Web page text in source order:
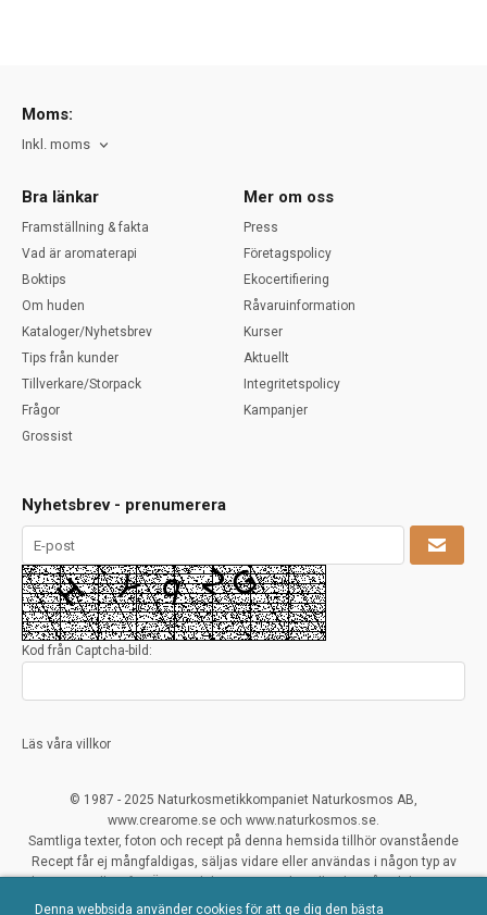
Denna webbsida använder cookies för att ge dig den bästa
Moms:
Inkl. moms
Bra länkar
Framställning & fakta
Vad är aromaterapi
Boktips
Om huden
Kataloger/Nyhetsbrev
Tips från kunder
Tillverkare/Storpack
Frågor
Grossist
Mer om oss
Press
Företagspolicy
Ekocertifiering
Råvaruinformation
Kurser
Aktuellt
Integritetspolicy
Kampanjer
Nyhetsbrev - prenumerera
Kod från Captcha-bild:
Läs våra villkor
© 1987 - 2025 Naturkosmetikkompaniet Naturkosmos AB,
www.crearome.se och www.naturkosmos.se.
Samtliga texter, foton och recept på denna hemsida tillhör ovanstående
Recept får ej mångfaldigas, säljas vidare eller användas i någon typ av